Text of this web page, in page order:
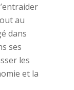
au
dans
ses
les
et la